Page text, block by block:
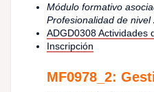
Módulo formativo
Profesionalidad de nivel
ADGD0308 Actividades
Inscripción
MF0978_2: